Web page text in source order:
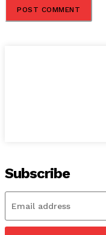
Subscribe